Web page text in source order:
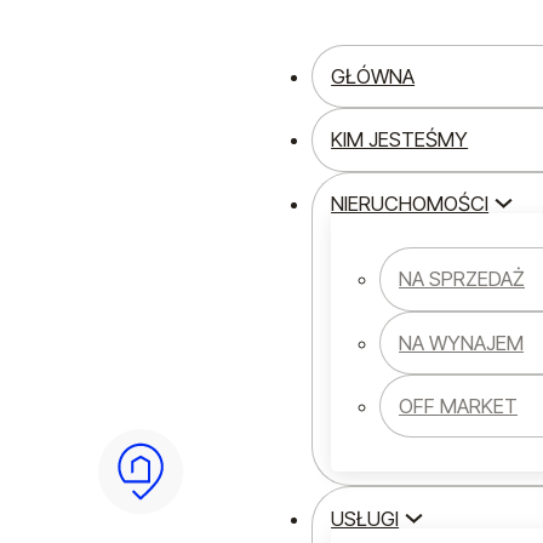
GŁÓWNA
KIM JESTEŚMY
NIERUCHOMOŚCI
NA SPRZEDAŻ
NA WYNAJEM
OFF MARKET
USŁUGI
Jak policzyć
Jak policzyć
mieszkania
wynajem w